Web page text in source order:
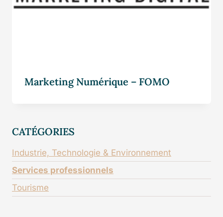
Marketing Numérique – FOMO
CATÉGORIES
Industrie, Technologie & Environnement
Services professionnels
Tourisme